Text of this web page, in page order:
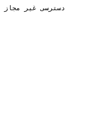
دسترسی غیر مجاز